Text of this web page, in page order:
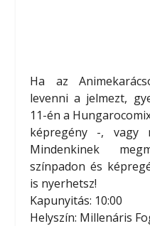
Ha az
levenni a jelmezt,
11-én a
képregény -, vagy
Mindenkinek
színpadon és
is nyerhetsz!
Kapunyitás: 10:00
Helyszín: Millenáris